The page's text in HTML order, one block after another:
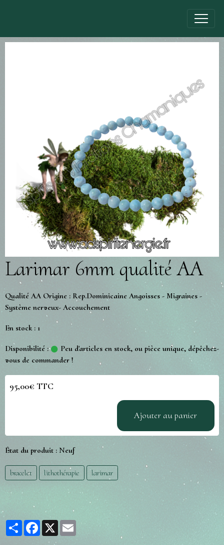
Larimar 6mm qualité AA
Qualité AA Origine : Rep.Dominicaine Angoisses - Migraines -
Système nerveux- Accouchement
En stock : 1
Disponibilité :
Peu d'articles en stock, ou pièce unique, dépêchez-
vous de commander !
95,00€ TTC
Ajouter au panier
État du produit : Neuf
bracelet lithothérapie larimar
PartagerFacebook
X